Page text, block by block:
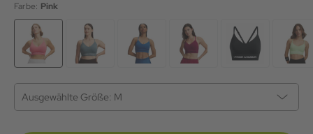
Farbe: Pink
Ausgewählte Größe: M